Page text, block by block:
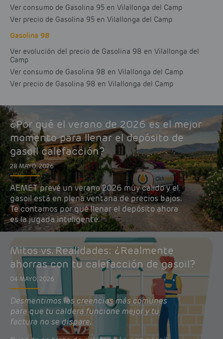
Ver consumo de Gasolina 95 en Vilallonga del Camp
Ver precio de Gasolina 95 en Vilallonga del Camp
Gasolina 98
Ver evolución del precio de Gasolina 98 en Vilallonga del
Camp
Ver consumo de Gasolina 98 en Vilallonga del Camp
Ver precio de Gasolina 98 en Vilallonga del Camp
¿Por qué el verano de 2026 es el mejor
momento para llenar el depósito de
gasoil calefacción?
28 MAYO, 2026
AEMET prevé un verano 2026 muy cálido y el
gasoil está en plena ventana de precios bajos.
Te contamos por qué llenar el depósito ahora
es la jugada inteligente.
Mitos vs. Realidades: ¿Realmente
ahorras con tu calefacción de gasoil?
04 MAYO, 2026
Desmentimos las creencias más comunes
para que tu caldera funcione mejor y tu
factura no se dispare.